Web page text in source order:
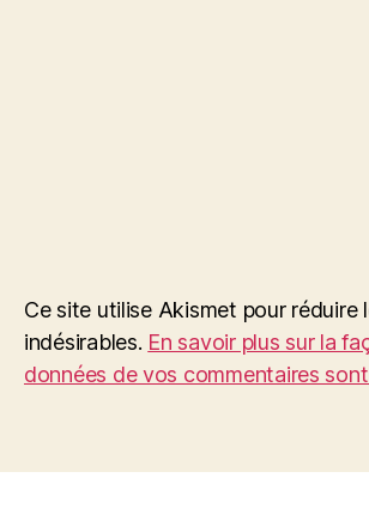
Ce site utilise Akismet pour réduire
indésirables. En savoir plus sur la
données de vos commentaires